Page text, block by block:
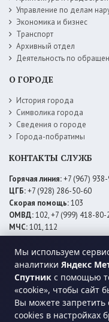
Мы используем
аналитики Яндекс
Спутник с помощью
«cookie», чтобы сайт
Вы можете запретить
cookies в настройках
Управление по делам наружной
Экономика и бизнес
Транспорт
Архивный отдел
Деятельность по обращению с животными без
О ГОРОДЕ
История города
Символика города
Сведения о городе
Города-побратимы
КОНТАКТЫ СЛУЖБ
Горячая линия:+7 (967)
ЦГБ:+7 (928) 286-50-60
Скорая помощь:103
ОМВД:102, +7 (999) 418-80-
МЧС:101, 112
ЕДДС:+7 (928) 576-09-83
Электросети:+7 (800) 220-
Даггаз:+7 (928) 980-64-04
Горводоснаб: +7 (928) 559-
Теплоснаб: +7 (928) 873-27-
МФЦ:+7 (938) 777-82-44